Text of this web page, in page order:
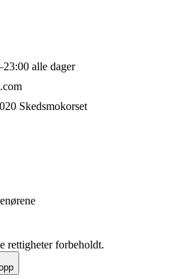
alle dager
Skedsmokorset
rettigheter forbeholdt.